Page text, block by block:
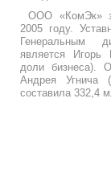
ООО «КомЭк»
2005 году.
Генеральным
является
доли бизнеса).
Андрея Угнича
составила 332,4